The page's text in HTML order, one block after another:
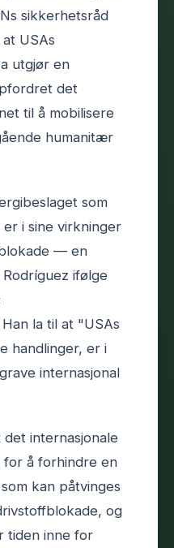
sikkerhetsråd
USAs
utgjør en
det
til å mobilisere
humanitær
som
i sine virkninger
— en
ifølge
la til at "USAs
handlinger, er i
internasjonal
internasjonale
for å forhindre en
kan påtvinges
og
tiden inne for